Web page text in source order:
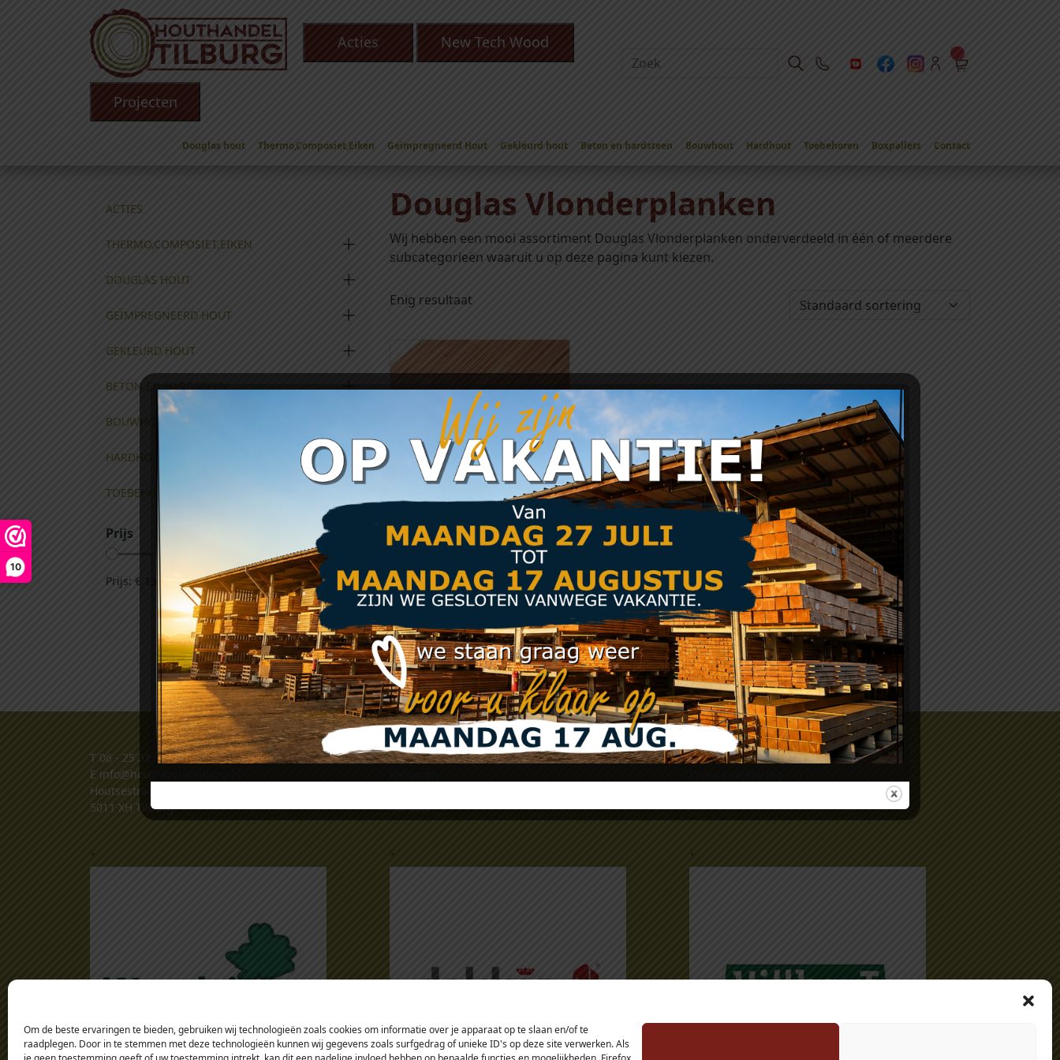
10
Om de beste ervaringen te bieden, gebruiken wij technologieën zoals cookies om informatie over je apparaat op te slaan en/of te
raadplegen. Door in te stemmen met deze technologieën kunnen wij gegevens zoals surfgedrag of unieke ID's op deze site verwerken. Als
Acties New Tech Wood
Projecten
Douglas hout Thermo,Composiet,Eiken Geïmpregneerd Hout Gekleurd hout Beton en hardsteen Bouwhout Hardhout Toebehoren Boxpallets Contact
Douglas hout/Douglas Profiel Planken/ Douglas Vlonderplanken
ACTIES
THERMO,COMPOSIET,EIKEN
DOUGLAS HOUT
GEÏMPREGNEERD HOUT
GEKLEURD HOUT
BETON EN HARDSTEEN
BOUWHOUT
HARDHOUT
TOEBEHOREN
Prijs
Prijs: € 13 — € 25
Douglas Vlonderplanken
Wij hebben een mooi assortiment Douglas Vlonderplanken onderverdeeld in één of meerdere
subcategorieën waaruit u op deze pagina kunt kiezen.
Enig resultaat
Douglas vlonderplank
From:€13,83
Meer info
T 06 - 25 32 32 34
E info@houthandeltilburg.nl
Houtsestraat 117
5011 XH Tilburg
Klantenservice
Contact
Algemene voorwaarden
. . .